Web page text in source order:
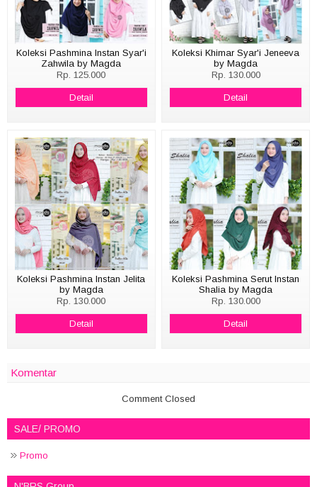
Koleksi Pashmina Instan Syar'i
Zahwila by Magda
Rp. 125.000
Detail
Koleksi Khimar Syar'i Jeneeva
by Magda
Rp. 130.000
Detail
Koleksi Pashmina Instan Jelita
by Magda
Rp. 130.000
Detail
Koleksi Pashmina Serut Instan
Shalia by Magda
Rp. 130.000
Detail
Komentar
Comment Closed
SALE/ PROMO
Promo